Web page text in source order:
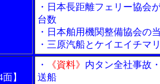
・日本長距離フェリー協会
台数
・日本舶用機関整備協会の
・三原汽船とケイエイチマ
】
・ 《資料》 内タン全社事故
送船